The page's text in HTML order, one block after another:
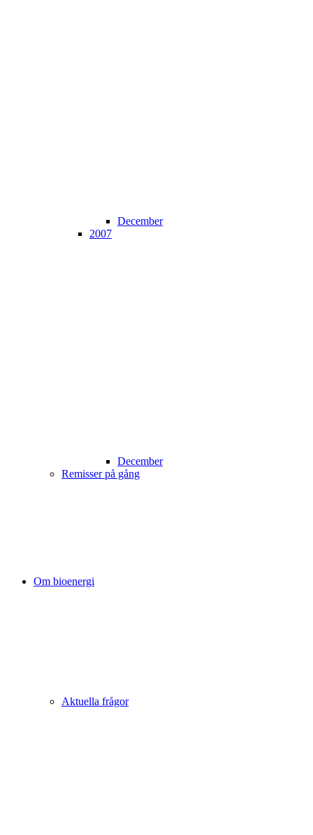
December
2007
December
Remisser på gång
Om bioenergi
Aktuella frågor